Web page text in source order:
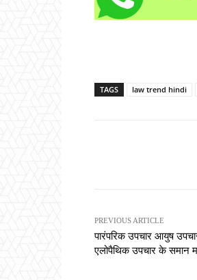
TAGS law trend hindi
PREVIOUS ARTICLE
पारंपरिक उपचार आयुष
एलोपैथिक उपचार के समान